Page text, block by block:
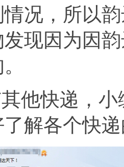
况，所以
现因为因
他快递，
解各个快